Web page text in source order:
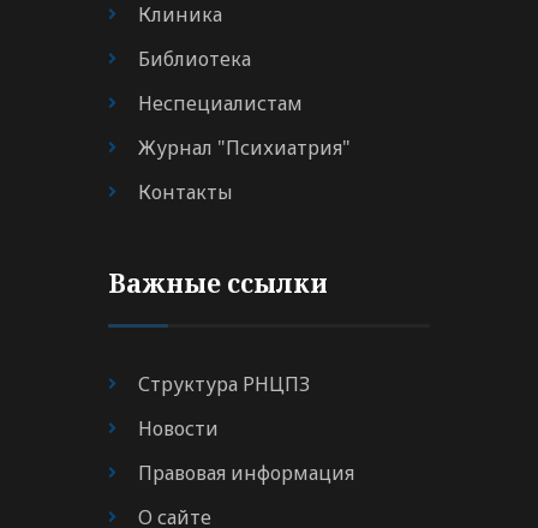
Клиника
Библиотека
Неспециалистам
Журнал "Психиатрия"
Контакты
Важные ссылки
Структура РНЦПЗ
Новости
Правовая информация
О сайте